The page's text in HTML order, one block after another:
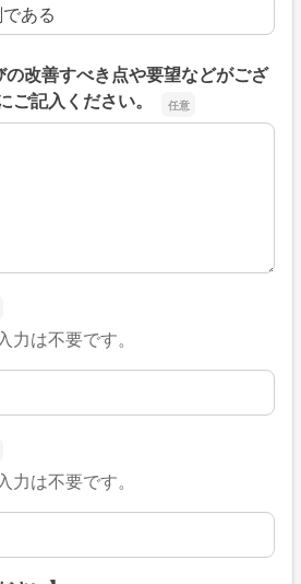
ある
改善すべき点や要望などがござ
ご記入ください。
改善すべき点や要望などがござい
は不要です。
は不要です。